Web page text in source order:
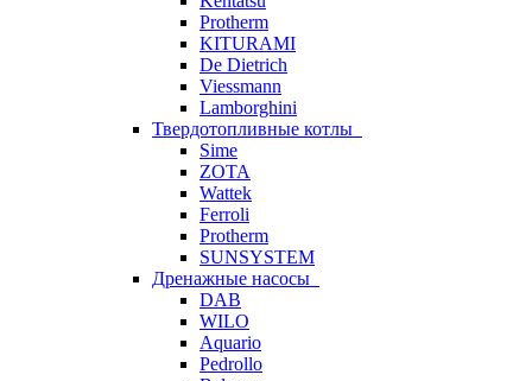
Protherm
KITURAMI
De Dietrich
Viessmann
Lamborghini
Твердотопливные котлы
Sime
ZOTA
Wattek
Ferroli
Protherm
SUNSYSTEM
Дренажные насосы
DAB
WILO
Aquario
Pedrollo